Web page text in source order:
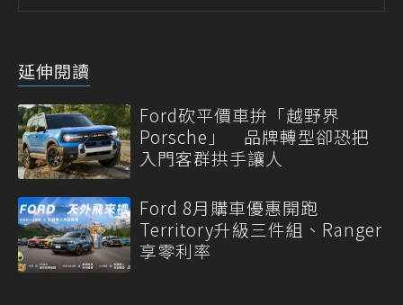
延伸閱讀
Ford砍平價車拚「越野界
Porsche」 品牌轉型卻恐把
入門客群拱手讓人
Ford 8月購車優惠開跑
Territory升級三件組、Ranger
享零利率